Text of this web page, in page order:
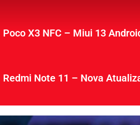
Poco X3 NFC – Miui 13
Redmi Note 11 – Nova